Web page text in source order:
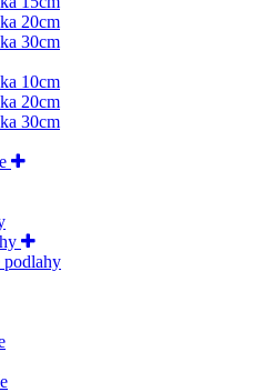
20cm
30cm
10cm
20cm
30cm
podlahy